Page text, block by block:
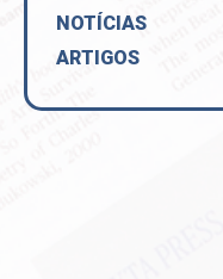
NOTÍCIAS
ARTIGOS